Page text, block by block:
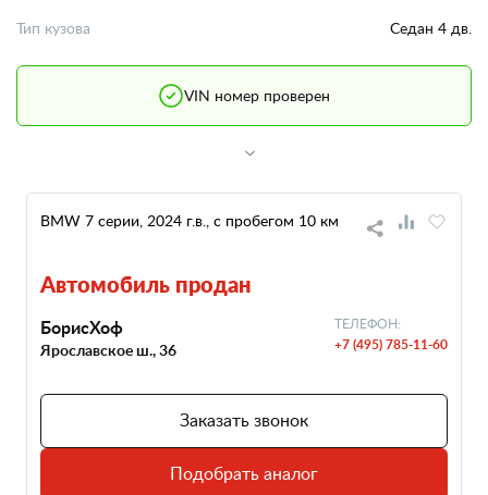
Тип кузова Седан 4 дв.
VIN номер проверен
BMW 7 серии, 2024 г.в., с пробегом 10 км
Автомобиль продан
БорисХоф
Ярославское ш., 36
ТЕЛЕФОН:
+7 (495) 785-11-60
Заказать звонок
Подобрать аналог